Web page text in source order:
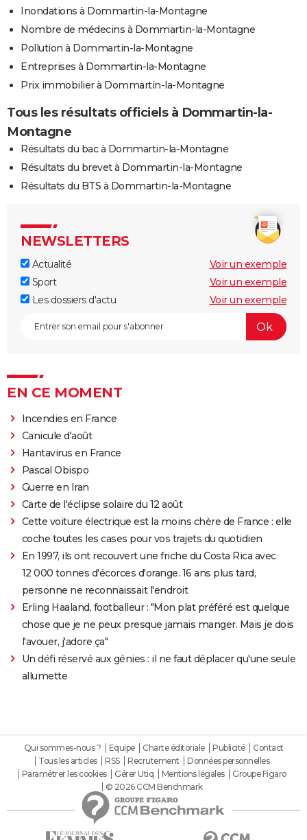
Inondations à Dommartin-la-Montagne
Nombre de médecins à Dommartin-la-Montagne
Pollution à Dommartin-la-Montagne
Entreprises à Dommartin-la-Montagne
Prix immobilier à Dommartin-la-Montagne
Tous les résultats officiels à Dommartin-la-
Montagne
Résultats du bac à Dommartin-la-Montagne
Résultats du brevet à Dommartin-la-Montagne
Résultats du BTS à Dommartin-la-Montagne
NEWSLETTERS
Actualité
Voir un exemple
Sport
Voir un exemple
Les dossiers d'actu
Voir un exemple
EN CE MOMENT
Incendies en France
Canicule d'août
Hantavirus en France
Pascal Obispo
Guerre en Iran
Carte de l'éclipse solaire du 12 août
Cette voiture électrique est la moins chère de France : elle
coche toutes les cases pour vos trajets du quotidien
En 1997, ils ont recouvert une friche du Costa Rica avec
12 000 tonnes d'écorces d'orange. 16 ans plus tard,
personne ne reconnaissait l'endroit
Erling Haaland, footballeur : "Mon plat préféré est quelque
chose que je ne peux presque jamais manger. Mais je dois
l'avouer, j'adore ça"
Un défi réservé aux génies : il ne faut déplacer qu'une seule
allumette
Qui sommes-nous ? Equipe Charte éditoriale Publicité
Contact
Tous les articles
RSS Recrutement
Données personnelles
Paramétrer les cookies
Gérer Utiq Mentions légales
Groupe Figaro
© 2026 CCM Benchmark